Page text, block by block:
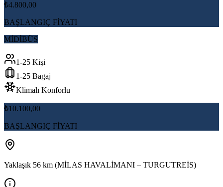
₺4.800,00
BAŞLANGIÇ FİYATI
MİDİBÜS
1-25 Kişi
1-25 Bagaj
Klimalı Konforlu
₺10.100,00
BAŞLANGIÇ FİYATI
Yaklaşık 56 km (MİLAS HAVALİMANI – TURGUTREİS)